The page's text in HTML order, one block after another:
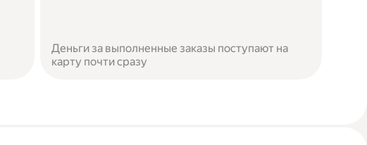
Деньги за выполненные заказы поступают на
карту почти сразу